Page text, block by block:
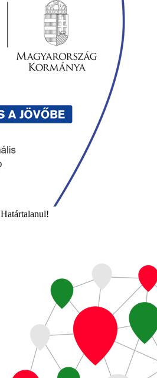
Határtalanul!